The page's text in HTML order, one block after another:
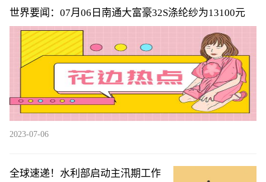
世界要闻：07月06日南通大富豪32S涤纶纱为13100元
2023-07-06
全球速递！水利部启动主汛期工作